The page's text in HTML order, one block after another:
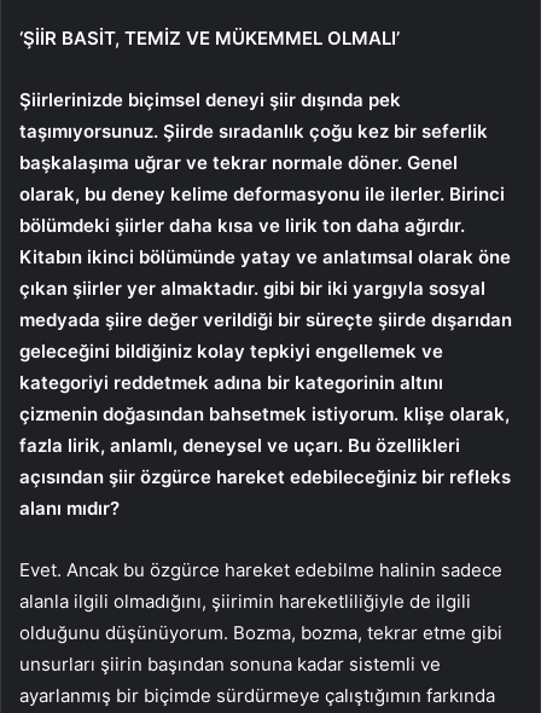
‘ŞİİR BASİT, TEMİZ VE MÜKEMMEL OLMALI’
Şiirlerinizde biçimsel deneyi şiir dışında pek
taşımıyorsunuz. Şiirde sıradanlık çoğu kez bir seferlik
başkalaşıma uğrar ve tekrar normale döner. Genel
olarak, bu deney kelime deformasyonu ile ilerler. Birinci
bölümdeki şiirler daha kısa ve lirik ton daha ağırdır.
Kitabın ikinci bölümünde yatay ve anlatımsal olarak öne
çıkan şiirler yer almaktadır. gibi bir iki yargıyla sosyal
medyada şiire değer verildiği bir süreçte şiirde dışarıdan
geleceğini bildiğiniz kolay tepkiyi engellemek ve
kategoriyi reddetmek adına bir kategorinin altını
çizmenin doğasından bahsetmek istiyorum. klişe olarak,
fazla lirik, anlamlı, deneysel ve uçarı. Bu özellikleri
açısından şiir özgürce hareket edebileceğiniz bir refleks
alanı mıdır?
Evet. Ancak bu özgürce hareket edebilme halinin sadece
alanla ilgili olmadığını, şiirimin hareketliliğiyle de ilgili
olduğunu düşünüyorum. Bozma, bozma, tekrar etme gibi
unsurları şiirin başından sonuna kadar sistemli ve
ayarlanmış bir biçimde sürdürmeye çalıştığımın farkında